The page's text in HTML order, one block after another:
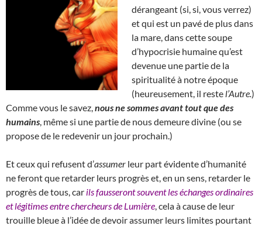
dérangeant (si, si, vous verrez)
et qui est un pavé de plus dans
la mare, dans cette soupe
d’hypocrisie humaine qu’est
devenue une partie de la
spiritualité à notre époque
(heureusement, il reste l’Autre.)
Comme vous le savez, nous ne sommes avant tout que des
humains , même si une partie de nous demeure divine (ou se
propose de le redevenir un jour prochain.)
Et ceux qui refusent d’assumer leur part évidente d’humanité
ne feront que retarder leurs progrès et, en un sens, retarder le
progrès de tous, car ils fausseront souvent les échanges ordinaires
et légitimes entre chercheurs de Lumière , cela à cause de leur
trouille bleue à l’idée de devoir assumer leurs limites pourtant